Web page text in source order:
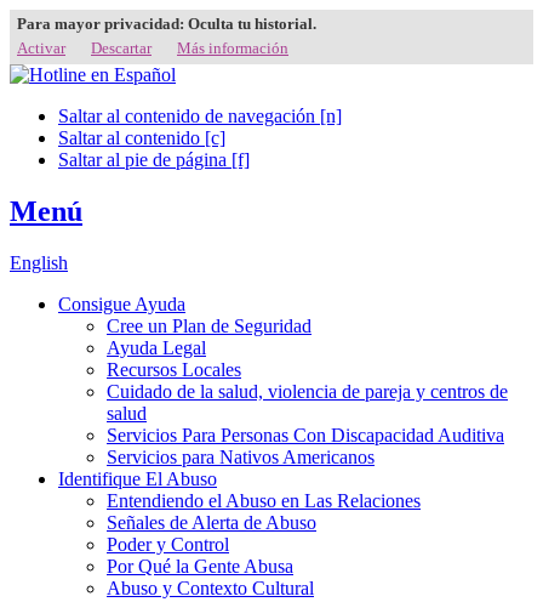
Para mayor privacidad: Oculta tu historial.
Activar
Descartar Más información
Saltar al contenido de navegación [n]
Saltar al contenido [c]
Saltar al pie de página [f]
Menú
English
Consigue Ayuda
Cree un Plan de Seguridad
Ayuda Legal
Recursos Locales
Cuidado de la salud, violencia de pareja y centros de
salud
Servicios Para Personas Con Discapacidad Auditiva
Servicios para Nativos Americanos
Identifique El Abuso
Entendiendo el Abuso en Las Relaciones
Señales de Alerta de Abuso
Poder y Control
Por Qué la Gente Abusa
Abuso y Contexto Cultural